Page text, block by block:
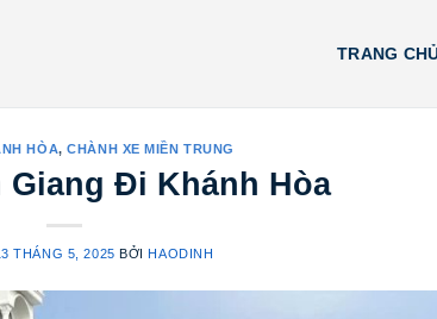
TRANG
HÒA,CHÀNH XE MIỀN TRUNG
Giang Đi Khánh Hòa
THÁNG 5, 2025 BỞIHAODINH